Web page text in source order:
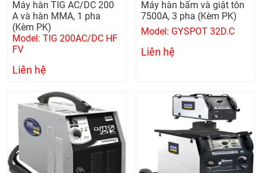
Máy hàn TIG AC/DC 200
A và hàn MMA, 1 pha
(Kèm PK)
Model: TIG 200AC/DC HF
FV
Liên hệ
Máy hàn bấm và giật tôn
7500A, 3 pha (Kèm PK)
Model: GYSPOT 32D.C
Liên hệ